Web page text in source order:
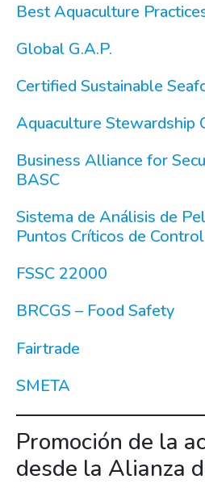
Best Aquaculture
Global G.A.P.
Certified Sustainable
Aquaculture Stewardship
Business Alliance for
BASC
Sistema de Análisis de
Puntos Críticos de
FSSC 22000
BRCGS – Food Safety
Fairtrade
SMETA
Promoción de la
desde la Alianza